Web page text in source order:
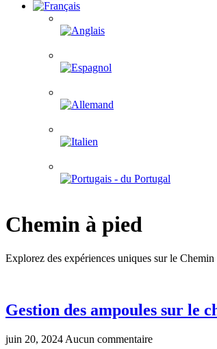
Chemin à pied
Explorez des expériences uniques sur le
Gestion des ampoules sur le
juin 20, 2024 Aucun commentaire